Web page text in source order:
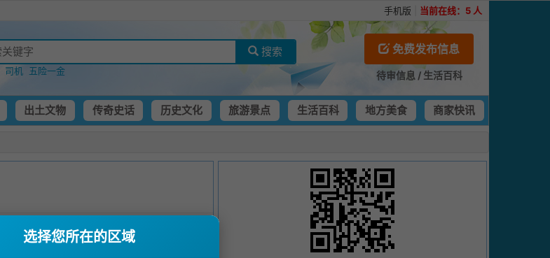
手机版 当前在线： 5 人
搜索
司机 五险一金
免费发布信息
待审信息 / 生活百科
选择您所在的区域
出土文物 传奇史话 历史文化 旅游景点 生活百科 地方美食 商家快讯